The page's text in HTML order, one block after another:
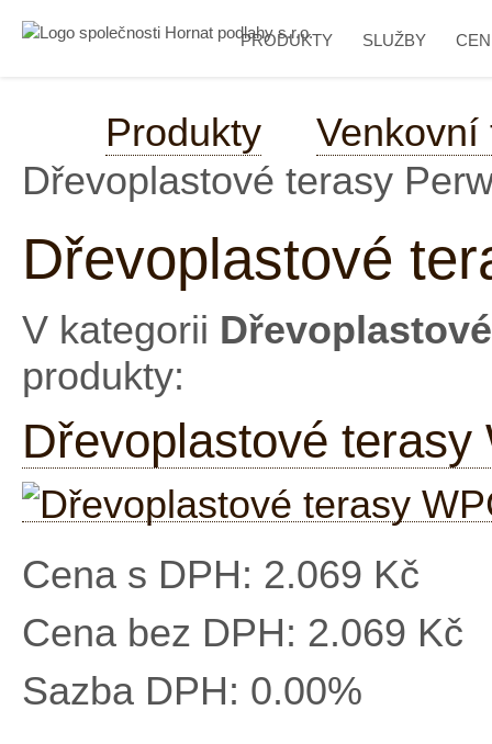
PRODUKTY SLUŽBY
Produkty
Venkovní
Dřevoplastové terasy
Dřevoplastové
V kategorii
produkty:
Dřevoplastové terasy
Cena s DPH: 2.069 Kč
Cena bez DPH: 2.069 Kč
Sazba DPH: 0.00%